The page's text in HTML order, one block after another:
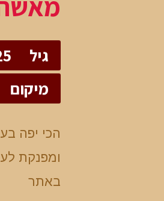
גיל
מיקום
הכי יפה
ומפנקת
באתר